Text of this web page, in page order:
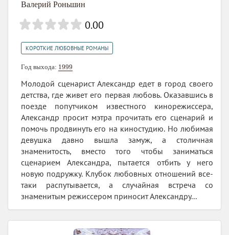
Валерий Роньшин
0.00
КОРОТКИЕ ЛЮБОВНЫЕ РОМАНЫ
Год выхода: 1999
Молодой сценарист Александр едет в город своего
детства, где живет его первая любовь. Оказавшись в
поезде попутчиком известного кинорежиссера,
Александр просит мэтра прочитать его сценарий и
помочь продвинуть его на киностудию. Но любимая
девушка давно вышла замуж, а столичная
знаменитость, вместо того чтобы заниматься
сценарием Александра, пытается отбить у него
новую подружку. Клубок любовных отношений все-
таки распутывается, а случайная встреча со
знаменитым режиссером приносит Александру...